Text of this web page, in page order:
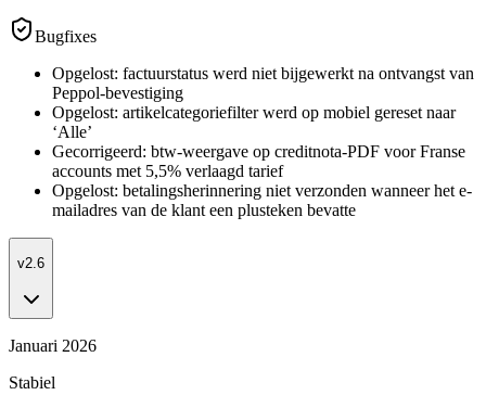
Bugfixes
Opgelost: factuurstatus werd niet bijgewerkt na ontvangst van
Peppol-bevestiging
Opgelost: artikelcategoriefilter werd op mobiel gereset naar
‘Alle’
Gecorrigeerd: btw-weergave op creditnota-PDF voor Franse
accounts met 5,5% verlaagd tarief
Opgelost: betalingsherinnering niet verzonden wanneer het e-
mailadres van de klant een plusteken bevatte
v2.6
Januari 2026
Stabiel